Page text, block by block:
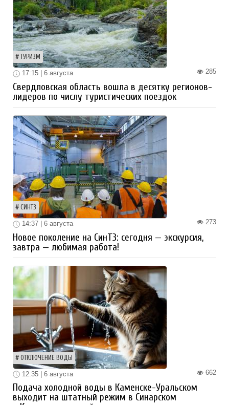
ТУРИЗМ
285
17:15 | 6 августа
Свердловская область вошла в десятку регионов-
лидеров по числу туристических поездок
СИНТЗ
273
14:37 | 6 августа
Новое поколение на СинТЗ: сегодня — экскурсия,
завтра — любимая работа!
ОТКЛЮЧЕНИЕ ВОДЫ
662
12:35 | 6 августа
Подача холодной воды в Каменске-Уральском
выходит на штатный режим в Синарском